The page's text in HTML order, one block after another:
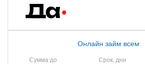
Сумма до
Онлайн займ всем
Срок, дни